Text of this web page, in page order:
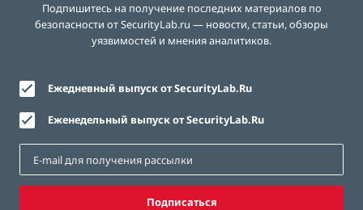
Подпишитесь на получение последних материалов по
безопасности от SecurityLab.ru — новости, статьи, обзоры
уязвимостей и мнения аналитиков.
Ежедневный выпуск от SecurityLab.Ru
Еженедельный выпуск от SecurityLab.Ru
Подписаться